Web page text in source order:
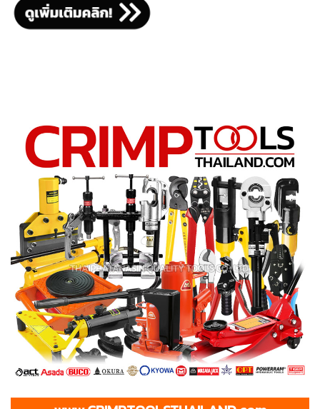
สว่านโรตารี่ สว่านสกัดทำลาย สว่านไขควงไฟฟ้า เลื่อยไฟฟ้า กรรไกร
ไฟฟ้า ปืนลมร้อน มอเตอร์หินไฟ เครื่องดูดฝุ่นอุตสาหกรรม เครื่องฉีด
น้ำแรงดันสูง เครื่องมือวัดระยะเลเซอร์ เครื่องมือล้างท่อ เครื่องเป่า
ลม ปั๊มจุ่ม ปั๊มแช่ ปั๊มดูดโคลน ปั๊มน้ำอัตโนมัติ ดอกสว่าน ดอกเจาะ ใบ
เลื่อย ใบเจียร์ หัวจับดอก ฯลฯ